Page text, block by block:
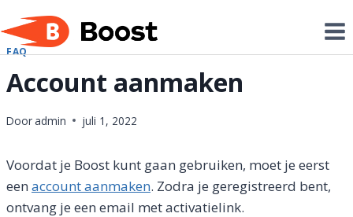
naar
inhoud
FAQ
Account aanmaken
Dooradmin juli 1, 2022
Voordat je Boost kunt gaan gebruiken, moet je eerst
een account aanmaken. Zodra je geregistreerd bent,
ontvang je een email met activatielink.